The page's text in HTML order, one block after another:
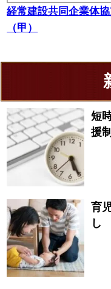
経常建設共同企業体
（甲）
短
援
育
し